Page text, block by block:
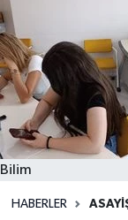
Bilim
HABERLER